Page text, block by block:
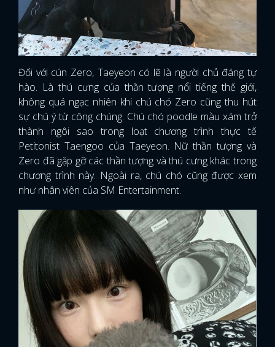
Đối với cún Zero, Taeyeon có lẽ là người chủ đáng tự
hào. Là thú cưng của thần tượng nổi tiếng thế giới,
không quá ngạc nhiên khi chú chó Zero cũng thu hút
sự chú ý từ công chúng. Chú chó poodle màu xám trở
thành ngôi sao trong loạt chương trình thực tế
Petitonist Taengoo của Taeyeon. Nữ thần tượng và
Zero đã gặp gỡ các thần tượng và thú cưng khác trong
chương trình này. Ngoài ra, chú chó cũng được xem
như nhân viên của SM Entertainment.